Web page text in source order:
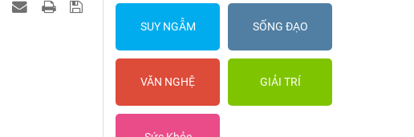
SUY NGẪM SỐNG ĐẠO
VĂN NGHỆ GIẢI TRÍ